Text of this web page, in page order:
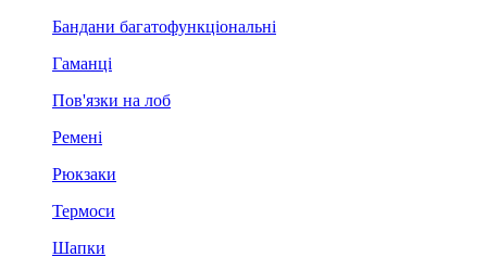
Бандани багатофункціональні
Гаманці
Пов'язки на лоб
Ремені
Рюкзаки
Термоси
Шапки